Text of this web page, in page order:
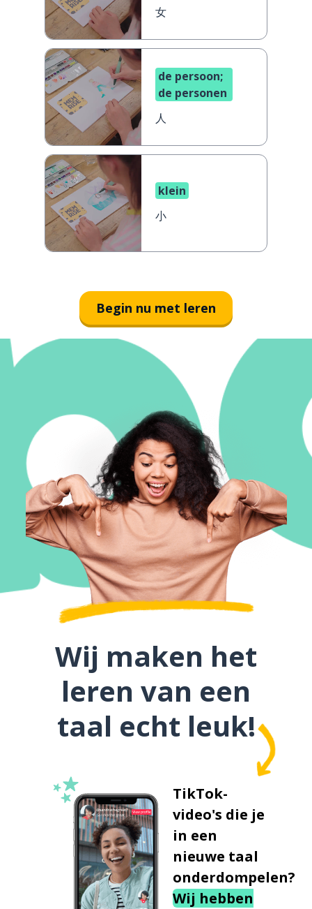
女
de persoon;
de personen
人
klein
小
Begin nu met leren
Wij maken het
leren van een
taal echt leuk!
TikTok-
video's die je
in een
nieuwe taal
onderdompelen?
Wij hebben